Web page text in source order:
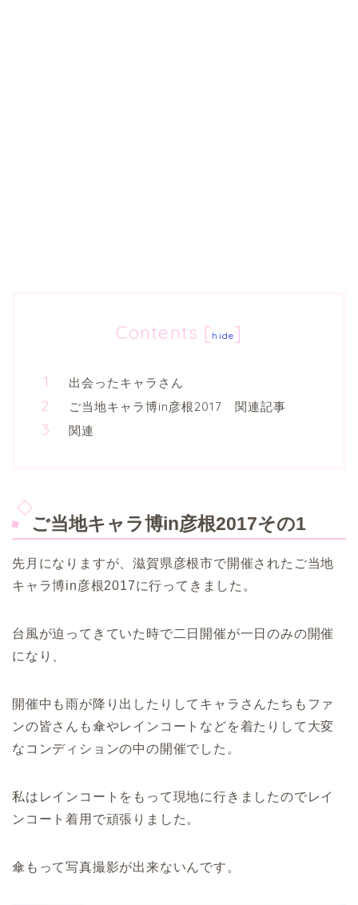
Contents [ hide]
出会ったキャラさん
ご当地キャラ博in彦根2017 関連記事
関連
ご当地キャラ博in彦根2017その1
先月になりますが、滋賀県彦根市で開催されたご当地
キャラ博in彦根2017に行ってきました。
台風が迫ってきていた時で二日開催が一日のみの開催
になり、
開催中も雨が降り出したりしてキャラさんたちもファ
ンの皆さんも傘やレインコートなどを着たりして大変
なコンディションの中の開催でした。
私はレインコートをもって現地に行きましたのでレイ
ンコート着用で頑張りました。
傘もって写真撮影が出来ないんです。